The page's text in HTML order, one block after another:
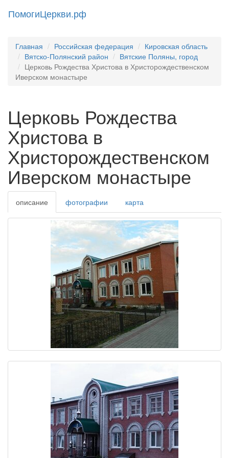
ПомогиЦеркви.рф
Главная Российская федерация
Кировская область
Вятско-Полянский район
Вятские Поляны, город
Церковь Рождества Христова в Христорождественском
Иверском монастыре
Церковь Рождества
Христова в
Христорождественском
Иверском монастыре
описание фотографии карта